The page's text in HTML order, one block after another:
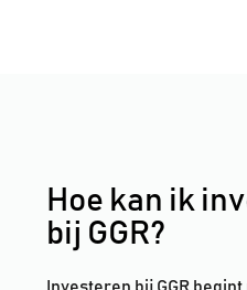
Hoe kan ik
bij GGR?